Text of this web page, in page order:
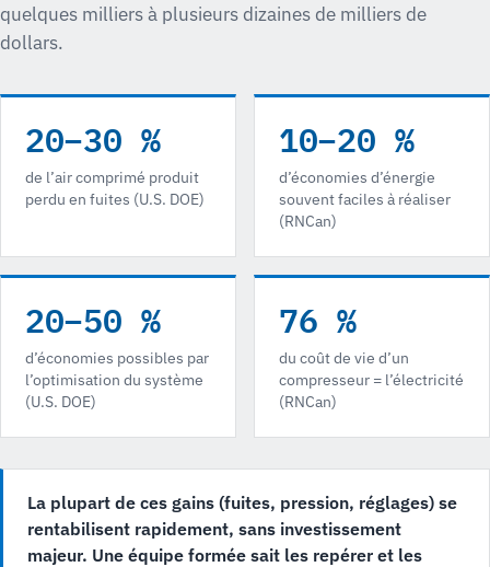
quelques milliers à plusieurs dizaines de milliers de
dollars.
20–30 %
de l’air comprimé produit
perdu en fuites (U.S. DOE)
10–20 %
d’économies d’énergie
souvent faciles à réaliser
(RNCan)
20–50 %
d’économies possibles par
l’optimisation du système
(U.S. DOE)
76 %
du coût de vie d’un
compresseur = l’électricité
(RNCan)
La plupart de ces gains (fuites, pression, réglages) se
rentabilisent rapidement, sans investissement
majeur. Une équipe formée sait les repérer et les